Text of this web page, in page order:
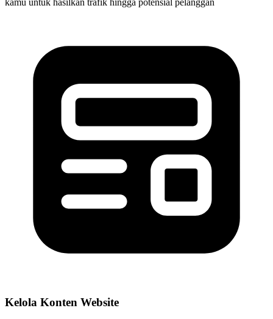
Kelola Konten Website